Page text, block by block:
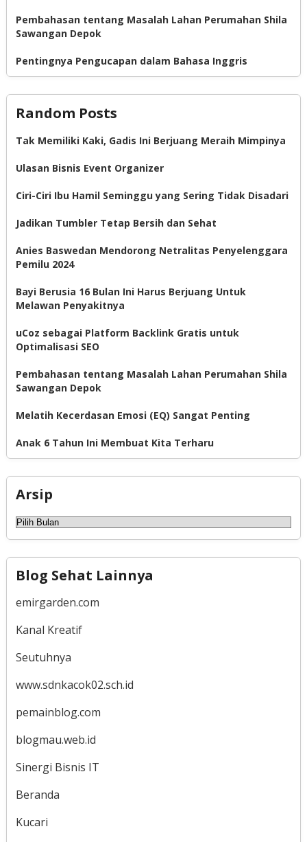
Pembahasan tentang Masalah Lahan Perumahan Shila
Sawangan Depok
Pentingnya Pengucapan dalam Bahasa Inggris
Random Posts
Tak Memiliki Kaki, Gadis Ini Berjuang Meraih Mimpinya
Ulasan Bisnis Event Organizer
Ciri-Ciri Ibu Hamil Seminggu yang Sering Tidak Disadari
Jadikan Tumbler Tetap Bersih dan Sehat
Anies Baswedan Mendorong Netralitas Penyelenggara
Pemilu 2024
Bayi Berusia 16 Bulan Ini Harus Berjuang Untuk
Melawan Penyakitnya
uCoz sebagai Platform Backlink Gratis untuk
Optimalisasi SEO
Pembahasan tentang Masalah Lahan Perumahan Shila
Sawangan Depok
Melatih Kecerdasan Emosi (EQ) Sangat Penting
Anak 6 Tahun Ini Membuat Kita Terharu
Arsip
Arsip
Blog Sehat Lainnya
emirgarden.com
Kanal Kreatif
Seutuhnya
www.sdnkacok02.sch.id
pemainblog.com
blogmau.web.id
Sinergi Bisnis IT
Beranda
Kucari